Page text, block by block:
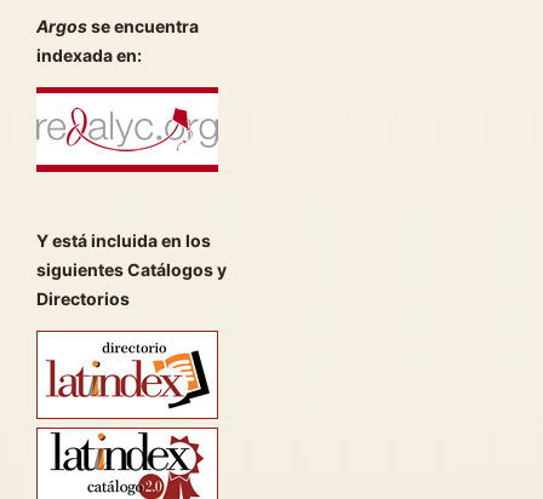
Argosse encuentra
indexada en:
Y está incluida en los
siguientes Catálogos y
Directorios